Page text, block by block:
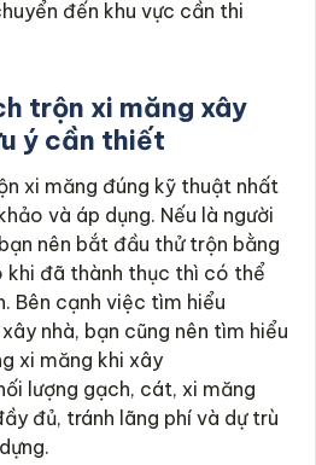
đến khu vực cần thi
trộn xi măng xây
ý cần thiết
xi măng đúng kỹ thuật nhất
và áp dụng. Nếu là người
nên bắt đầu thử trộn bằng
khi đã thành thục thì có thể
Bên cạnh việc tìm hiểu
nhà, bạn cũng nên tìm hiểu
xi măng khi xây
lượng gạch, cát, xi măng
đủ, tránh lãng phí và dự trù